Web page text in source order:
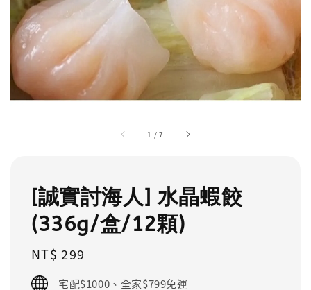
1 /7
[誠實討海人] 水晶蝦餃
(336g/盒/12顆)
Regular
price
NT$ 299
宅配$1000、全家$799免運